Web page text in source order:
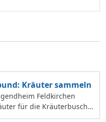
Kräuter sammeln
Feldkirchen
für die Kräuterbusche
binden und an Mar